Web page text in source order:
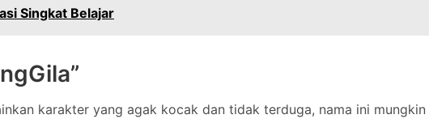
Singkat Belajar
karakter yang agak kocak dan tidak terduga, nama ini mungkin